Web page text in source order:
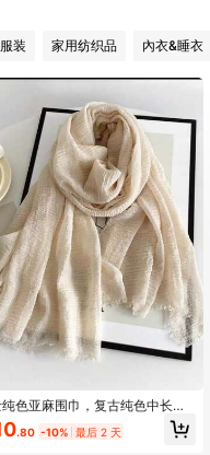
装 家用纺织品 內衣&睡衣
色亚麻围巾，复古纯色中长围
可作装饰长披肩搭
.80 -10% 最后 2 天